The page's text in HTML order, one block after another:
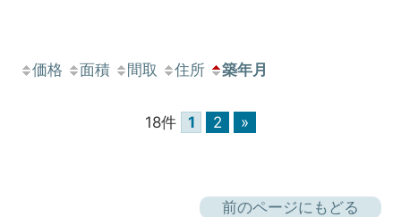
価格 面積 間取 住所 築年月
18件 1 2 »
前のページにもどる